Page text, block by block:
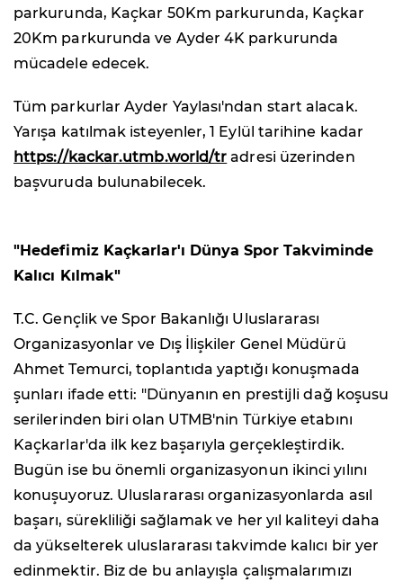
parkurunda, Kaçkar 50Km parkurunda, Kaçkar
20Km parkurunda ve Ayder 4K parkurunda
mücadele edecek.
Tüm parkurlar Ayder Yaylası'ndan start alacak.
Yarışa katılmak isteyenler, 1 Eylül tarihine kadar
https://kackar.utmb.world/tr adresi üzerinden
başvuruda bulunabilecek.
"Hedefimiz Kaçkarlar'ı Dünya Spor Takviminde
Kalıcı Kılmak"
T.C. Gençlik ve Spor Bakanlığı Uluslararası
Organizasyonlar ve Dış İlişkiler Genel Müdürü
Ahmet Temurci, toplantıda yaptığı konuşmada
şunları ifade etti: "Dünyanın en prestijli dağ koşusu
serilerinden biri olan UTMB'nin Türkiye etabını
Kaçkarlar'da ilk kez başarıyla gerçekleştirdik.
Bugün ise bu önemli organizasyonun ikinci yılını
konuşuyoruz. Uluslararası organizasyonlarda asıl
başarı, sürekliliği sağlamak ve her yıl kaliteyi daha
da yükselterek uluslararası takvimde kalıcı bir yer
edinmektir. Biz de bu anlayışla çalışmalarımızı